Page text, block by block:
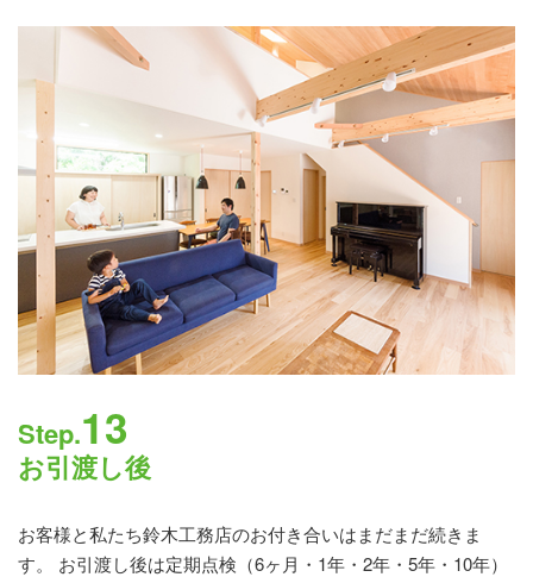
Step.13
お引渡し後
お客様と私たち鈴木工務店のお付き合いはまだまだ続きま
す。 お引渡し後は定期点検（6ヶ月・1年・2年・5年・10年）